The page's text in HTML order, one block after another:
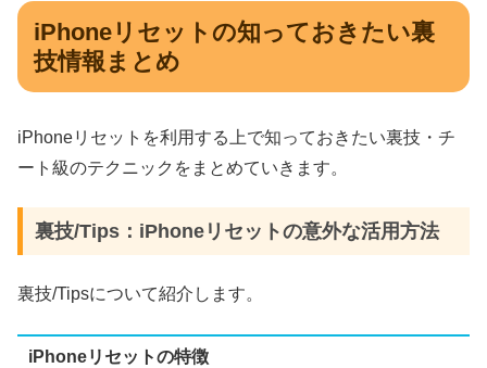
iPhoneリセットの知っておきたい裏
技情報まとめ
iPhoneリセットを利用する上で知っておきたい裏技・チ
ート級のテクニックをまとめていきます。
裏技/Tips：iPhoneリセットの意外な活用方法
裏技/Tipsについて紹介します。
iPhoneリセットの特徴